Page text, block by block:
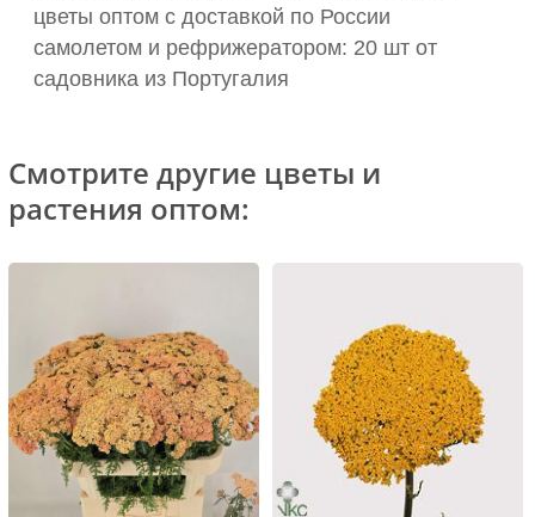
цветы оптом с доставкой по России
самолетом и рефрижератором: 20 шт от
садовника из Португалия
Смотрите другие цветы и
растения оптом: